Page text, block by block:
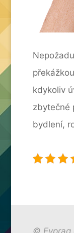
kdykoliv
zbytečné
bydlení,
©